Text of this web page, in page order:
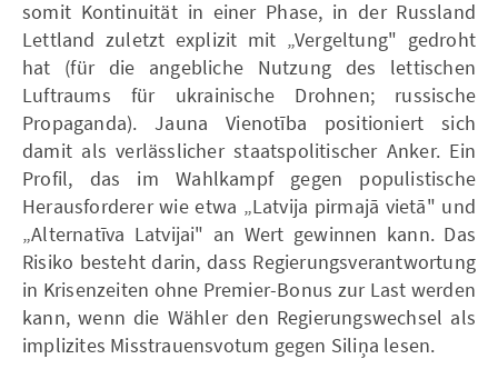
somit Kontinuität in einer Phase, in der Russland
Lettland zuletzt explizit mit „Vergeltung" gedroht
hat (für die angebliche Nutzung des lettischen
Luftraums für ukrainische Drohnen; russische
Propaganda). Jauna Vienotība positioniert sich
damit als verlässlicher staatspolitischer Anker. Ein
Profil, das im Wahlkampf gegen populistische
Herausforderer wie etwa „Latvija pirmajā vietā" und
„Alternatīva Latvijai" an Wert gewinnen kann. Das
Risiko besteht darin, dass Regierungsverantwortung
in Krisenzeiten ohne Premier-Bonus zur Last werden
kann, wenn die Wähler den Regierungswechsel als
implizites Misstrauensvotum gegen Siliņa lesen.